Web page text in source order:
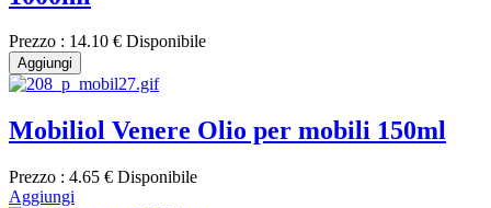
Prezzo : 14.10 € Disponibile
Aggiungi
Mobiliol Venere Olio per mobili 150ml
Prezzo : 4.65 € Disponibile
Aggiungi